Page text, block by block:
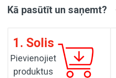
Kā pasūtīt un saņemt?
1. Solis
Pievienojiet
produktus